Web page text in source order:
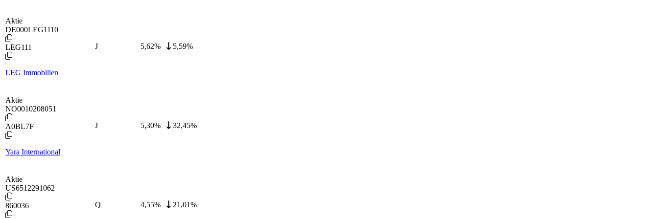
Aktie
DE000LEG1110
LEG111
LEG Immobilien
J 5,62% 5,59%
Aktie
NO0010208051
A0BL7F
Yara International
J 5,30% 32,45%
Aktie
US6512291062
860036 Q 4,55% 21,01%